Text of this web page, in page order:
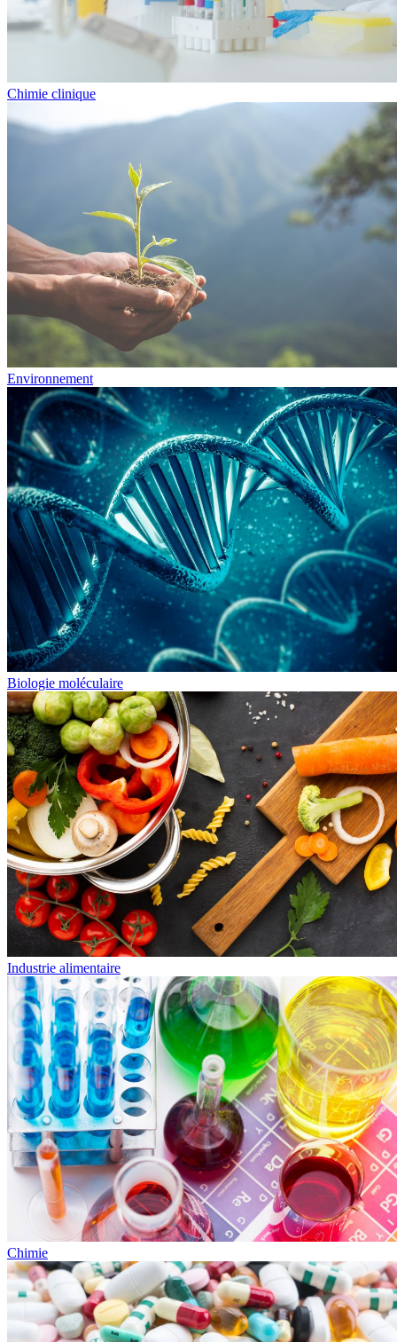
Chimie clinique
Environnement
Biologie moléculaire
Industrie alimentaire
Chimie